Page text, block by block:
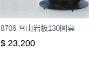
8706 雪山岩板130圓桌
$ 23,200